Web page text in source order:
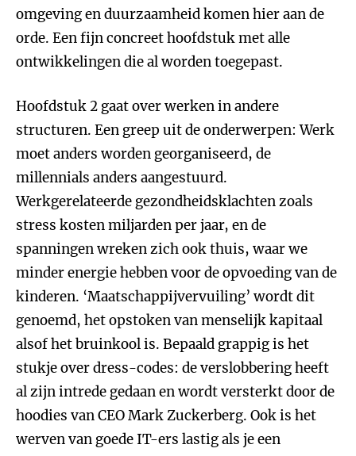
omgeving en duurzaamheid komen hier aan de
orde. Een fijn concreet hoofdstuk met alle
ontwikkelingen die al worden toegepast.
Hoofdstuk 2 gaat over werken in andere
structuren. Een greep uit de onderwerpen: Werk
moet anders worden georganiseerd, de
millennials anders aangestuurd.
Werkgerelateerde gezondheidsklachten zoals
stress kosten miljarden per jaar, en de
spanningen wreken zich ook thuis, waar we
minder energie hebben voor de opvoeding van de
kinderen. ‘Maatschappijvervuiling’ wordt dit
genoemd, het opstoken van menselijk kapitaal
alsof het bruinkool is. Bepaald grappig is het
stukje over dress-codes: de verslobbering heeft
al zijn intrede gedaan en wordt versterkt door de
hoodies van CEO Mark Zuckerberg. Ook is het
werven van goede IT-ers lastig als je een